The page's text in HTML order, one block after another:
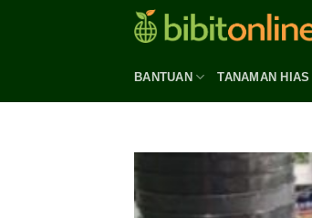
BANTUAN TANAMAN HIAS